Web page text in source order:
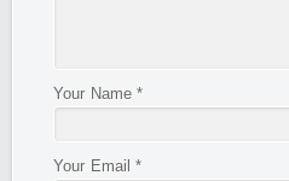
Your Name *
Your Email *